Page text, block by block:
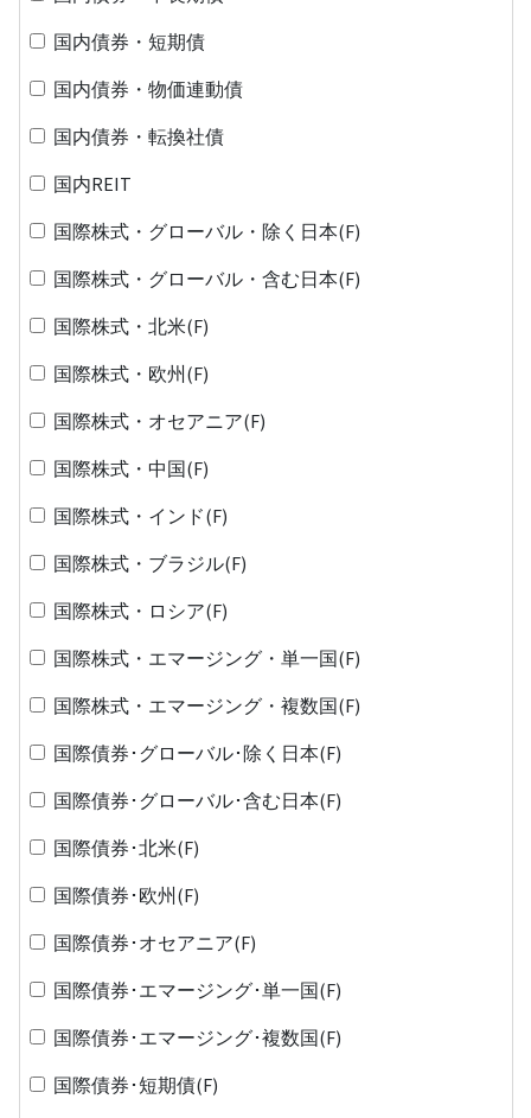
国内債券・短期債
国内債券・物価連動債
国内債券・転換社債
国内REIT
国際株式・グローバル・除く日本(F)
国際株式・グローバル・含む日本(F)
国際株式・北米(F)
国際株式・欧州(F)
国際株式・オセアニア(F)
国際株式・中国(F)
国際株式・インド(F)
国際株式・ブラジル(F)
国際株式・ロシア(F)
国際株式・エマージング・単一国(F)
国際株式・エマージング・複数国(F)
国際債券･グローバル･除く日本(F)
国際債券･グローバル･含む日本(F)
国際債券･北米(F)
国際債券･欧州(F)
国際債券･オセアニア(F)
国際債券･エマージング･単一国(F)
国際債券･エマージング･複数国(F)
国際債券･短期債(F)